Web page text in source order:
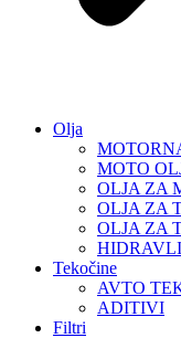
Olja
MOTO
OLJA ZA
OLJA ZA
OLJA ZA
Tekočine
AVTO
ADITIVI
Filtri